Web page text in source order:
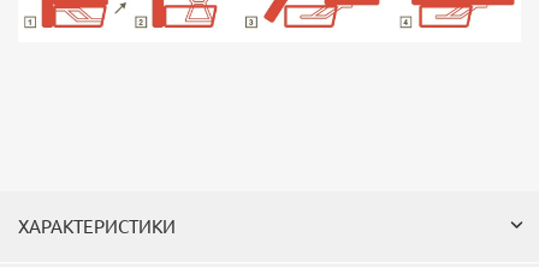
ХАРАКТЕРИСТИКИ